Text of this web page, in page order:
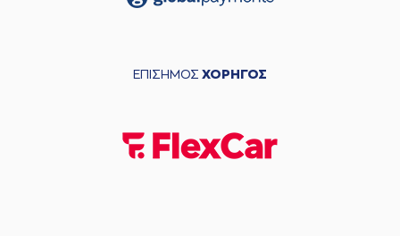
ΕΠΙΣΗΜΟΣ ΧΟΡΗΓΟΣ